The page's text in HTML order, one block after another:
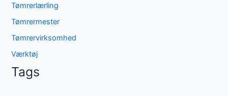
Tømrerlærling
Tømrermester
Tømrervirksomhed
Værktøj
Tags